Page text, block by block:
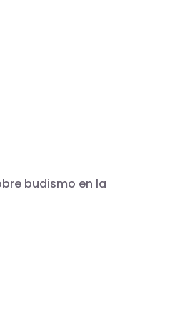
budismo en la